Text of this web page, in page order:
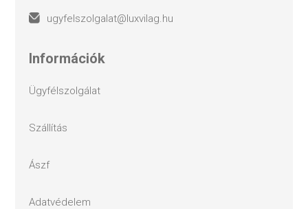
ugyfelszolgalat@luxvilag.hu
információk
ügyfélszolgálat
szállítás
ászf
adatvédelem